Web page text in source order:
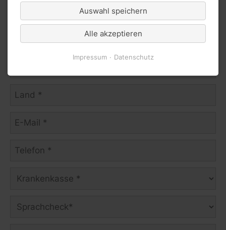
Auswahl speichern
Alle akzeptieren
Impressum Datenschutz